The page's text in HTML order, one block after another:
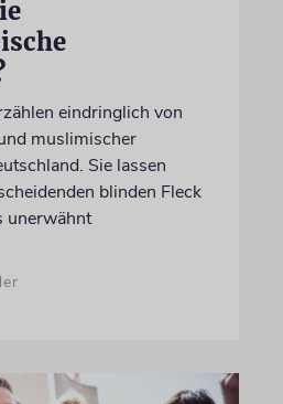
eindringlich von
muslimischer
Sie lassen
blinden Fleck
unerwähnt